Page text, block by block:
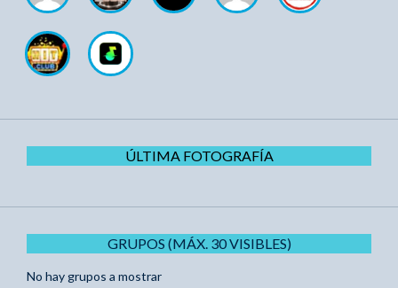
ÚLTIMA FOTOGRAFÍA
GRUPOS (MÁX. 30 VISIBLES)
No hay grupos a mostrar